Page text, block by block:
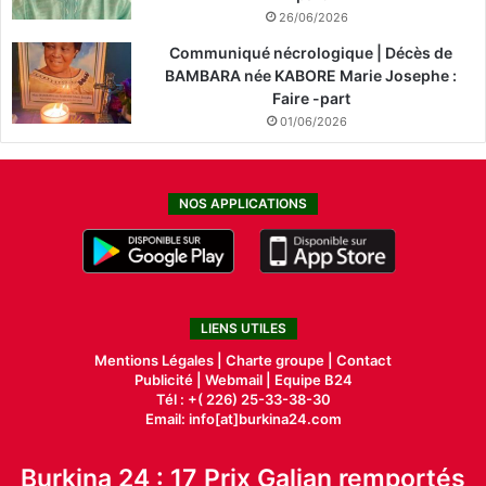
26/06/2026
Communiqué nécrologique | Décès de
BAMBARA née KABORE Marie Josephe :
Faire -part
01/06/2026
NOS APPLICATIONS
LIENS UTILES
Mentions Légales | Charte groupe | Contact
Publicité| Webmail |
Equipe B24
Tél : +( 226) 25-33-38-30
Email: info[at]burkina24.com
Burkina 24 : 17 Prix Galian remportés